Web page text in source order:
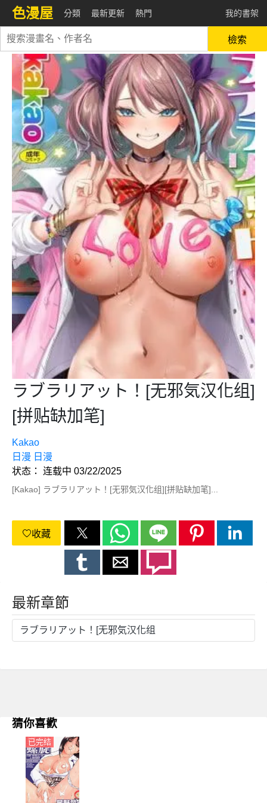
色漫屋 分類 最新更新 熱門 我的書架
檢索
ラブラリアット！[无邪気汉化组]
[拼贴缺加笔]
Kakao
日漫 日漫
状态： 连载中 03/22/2025
[Kakao] ラブラリアット！[无邪気汉化组][拼贴缺加笔]...
收藏
最新章節
ラブラリアット！[无邪気汉化组
猜你喜歡
已完结